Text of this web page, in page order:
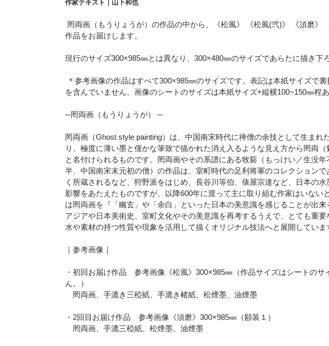
作家テキスト｜ 山下和也
罔両画（もうりょうが）の作品の中から、《松風》 《松風(弐)》 《須磨》
作品をお届けします。
現行のサイズ300×985㎜とは異なり、300×480㎜のサイズであらたに描き下
＊参考画像の作品はすべて300×985㎜のサイズです。表記は本紙サイズで
を含んでいません。画像のシートのサイズは本紙サイズ+縦横100~150㎜程あ
─罔両画（もうりょうが） ─
罔両画（Ghost style painting）は、中国南宋時代に禅僧の余技として生まれ
り、極度に薄い墨と僅かな筆致で描かれた消え入るような見え方から罔両（
と名付けられるものです。罔両画やその系譜にある牧谿（もっけい／生没年
半、中国南宋末元初の僧）の作品は、室町時代の足利将軍のコレクションで
く所蔵されるなど、狩野派をはじめ、長谷川等伯、俵屋宗達など、日本の
影響をあたえたものですが、以降600年に渡って主に取り組む作家はいない
は罔両画を『「幽玄」や「余白」といった日本の美意識を感じることが出来
アジアや日本美術史、室町文化やその美意識を再考するうえで、とても重要
水や素材の持つ性質や現象を活用して描くオリジナル技法へと展開していま
｜参考画像｜
・初回お届け作品 参考画像《松風》300×985㎜（作品サイズはシートのサ
ん。）
罔両画、手漉き三椏紙、手漉き楮紙、松煙墨、油煙墨
・2回目お届け作品 参考画像《須磨》300×985㎜（額装１）
罔両画、手漉三椏紙、松煙墨、油煙墨